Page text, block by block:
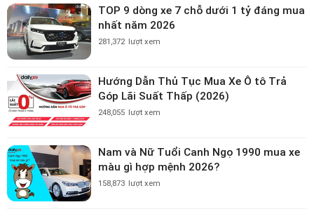
TOP 9 dòng xe 7 chỗ dưới 1 tỷ đáng mua
nhất năm 2026
281,372 lượt xem
Hướng Dẫn Thủ Tục Mua Xe Ô tô Trả
Góp Lãi Suất Thấp (2026)
248,055 lượt xem
Nam và Nữ Tuổi Canh Ngọ 1990 mua xe
màu gì hợp mệnh 2026?
158,873 lượt xem